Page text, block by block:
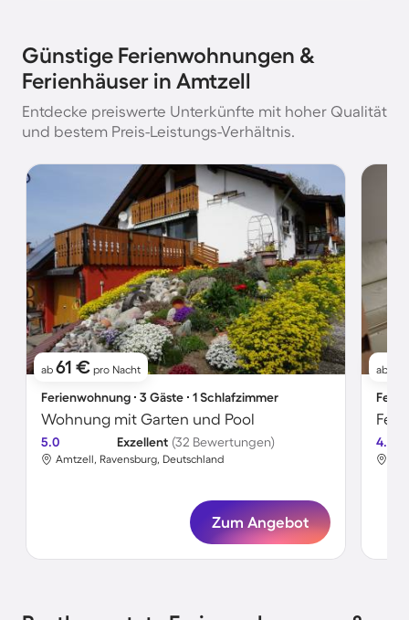
Günstige Ferienwohnungen &
Ferienhäuser in Amtzell
Entdecke preiswerte Unterkünfte mit hoher Qualität
und bestem Preis-Leistungs-Verhältnis.
ab 61 € pro Nacht
Ferienwohnung ∙ 3 Gäste ∙ 1 Schlafzimmer
Wohnung mit Garten und Pool
5.0 Exzellent (32 Bewertungen)
Amtzell, Ravensburg, Deutschland
Zum Angebot
ab
4.7